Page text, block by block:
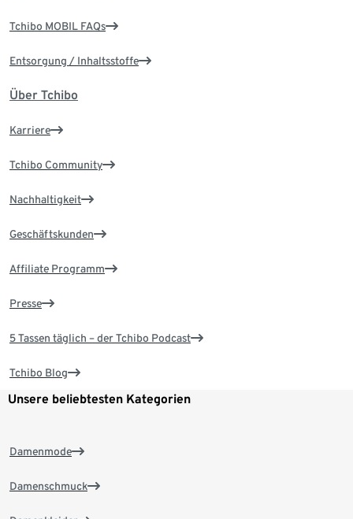
Tchibo MOBIL FAQs
Entsorgung / Inhaltsstoffe
Über Tchibo
Karriere
Tchibo Community
Nachhaltigkeit
Geschäftskunden
Affiliate Programm
Presse
5 Tassen täglich – der Tchibo Podcast
Tchibo Blog
Unsere beliebtesten Kategorien
Damenmode
Damenschmuck